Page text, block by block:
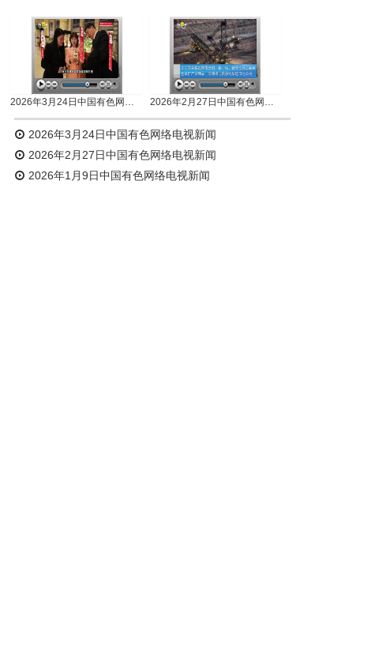
2026年3月24日中国有色网络电视新闻 2026年2月27日中国有色网络电视新闻
2026年3月24日中国有色网络电视新闻
2026年2月27日中国有色网络电视新闻
2026年1月9日中国有色网络电视新闻